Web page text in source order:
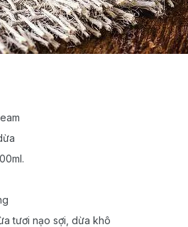
tươi nạo sợi, dừa khô